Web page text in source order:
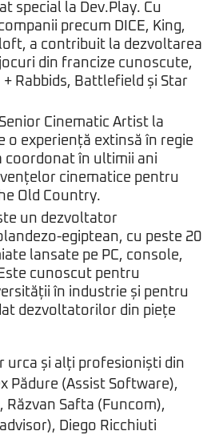
special la Dev.Play. Cu
precum DICE, King,
a contribuit la dezvoltarea
din francize cunoscute,
Rabbids, Battlefield și Star
Cinematic Artist la
o experiență extinsă în regie
coordonat în ultimii ani
cinematice pentru
Old Country.
un dezvoltator
egiptean, cu peste 20
lansate pe PC, console,
cunoscut pentru
în industrie și pentru
dezvoltatorilor din piețe
urca și alți profesioniști din
Pădure (Assist Software),
Răzvan Safta (Funcom),
Diego Ricchiuti